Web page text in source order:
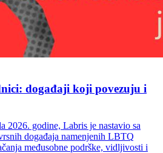
događaji koji povezuju i
2026. godine, Labris je nastavio sa
događaja namenjenih LBTQ
međusobne podrške, vidljivosti i